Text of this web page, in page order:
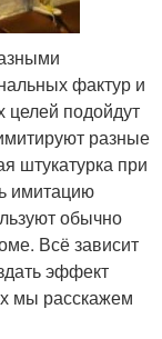
фактур и
целей подойдут
разные
штукатурка при
имитацию
обычно
Всё зависит
эффект
мы расскажем